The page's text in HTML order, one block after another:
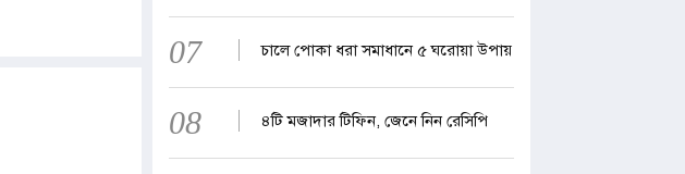
07 চালে পোকা ধরা সমাধানে ৫ ঘরোয়া উপায়
08 ৪টি মজাদার টিফিন, জেনে নিন রেসিপি